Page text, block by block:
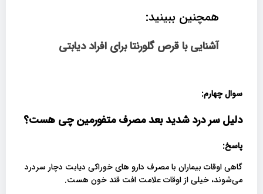
همچنین ببینید:
آشنایی با قرص گلورنتا برای افراد دیابتی
سوال چهارم:
دلیل سر درد شدید بعد مصرف متفورمین چی هست؟
پاسخ:
گاهی اوقات بیماران با مصرف دارو های خوراکی دیابت دچار سردرد
می‌شوند، خیلی از اوقات علامت افت قند خون هست.